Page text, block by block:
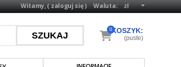
Waluta:
Witamy, (zaloguj się)
KOSZYK:
0
(puste)